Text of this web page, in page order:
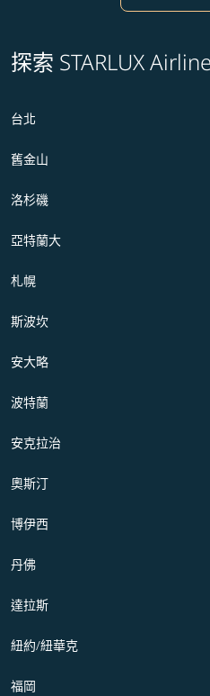
探索 STARLUX
台北
舊金山
洛杉磯
亞特蘭大
札幌
斯波坎
安大略
波特蘭
安克拉治
奧斯汀
博伊西
丹佛
達拉斯
紐約/紐華克
福岡